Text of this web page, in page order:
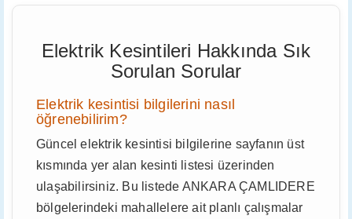
Elektrik Kesintileri Hakkında Sık
Sorulan Sorular
Elektrik kesintisi bilgilerini nasıl
öğrenebilirim?
Güncel elektrik kesintisi bilgilerine sayfanın üst
kısmında yer alan kesinti listesi üzerinden
ulaşabilirsiniz. Bu listede ANKARA ÇAMLIDERE
bölgelerindeki mahallelere ait planlı çalışmalar